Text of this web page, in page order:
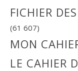
FICHIER
(61 607)
MON
LE CAHIER